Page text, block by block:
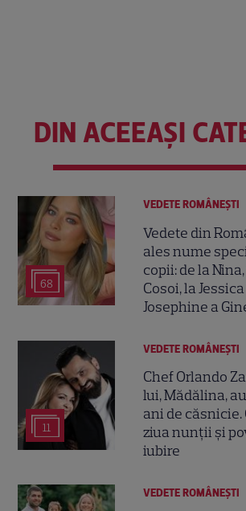
DIN ACEEAȘI
68
VEDETE ROMÂNEŞTI
Vedete din
ales nume
copii: de la
Cosoi, la
Josephine a
11
VEDETE ROMÂNEŞTI
Chef Orlando
lui, Mădălina,
ani de
ziua nunții și
iubire
VEDETE ROMÂNEŞTI